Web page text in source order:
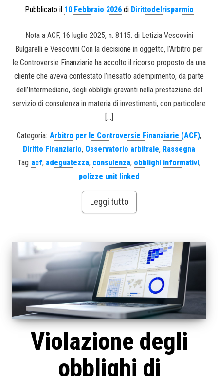
Pubblicato il 10 Febbraio 2026di Dirittodelrisparmio
Nota a ACF, 16 luglio 2025, n. 8115. di Letizia Vescovini
Bulgarelli e Vescovini Con la decisione in oggetto, l’Arbitro per
le Controversie Finanziarie ha accolto il ricorso proposto da una
cliente che aveva contestato l’inesatto adempimento, da parte
dell’Intermediario, degli obblighi gravanti nella prestazione del
servizio di consulenza in materia di investimenti, con particolare
[…]
Categoria: Arbitro per le Controversie Finanziarie (ACF),
Diritto Finanziario, Osservatorio arbitrale, Rassegna
Tag acf, adeguatezza, consulenza, obblighi informativi,
polizze unit linked
Leggi tutto
Violazione degli
obblighi di